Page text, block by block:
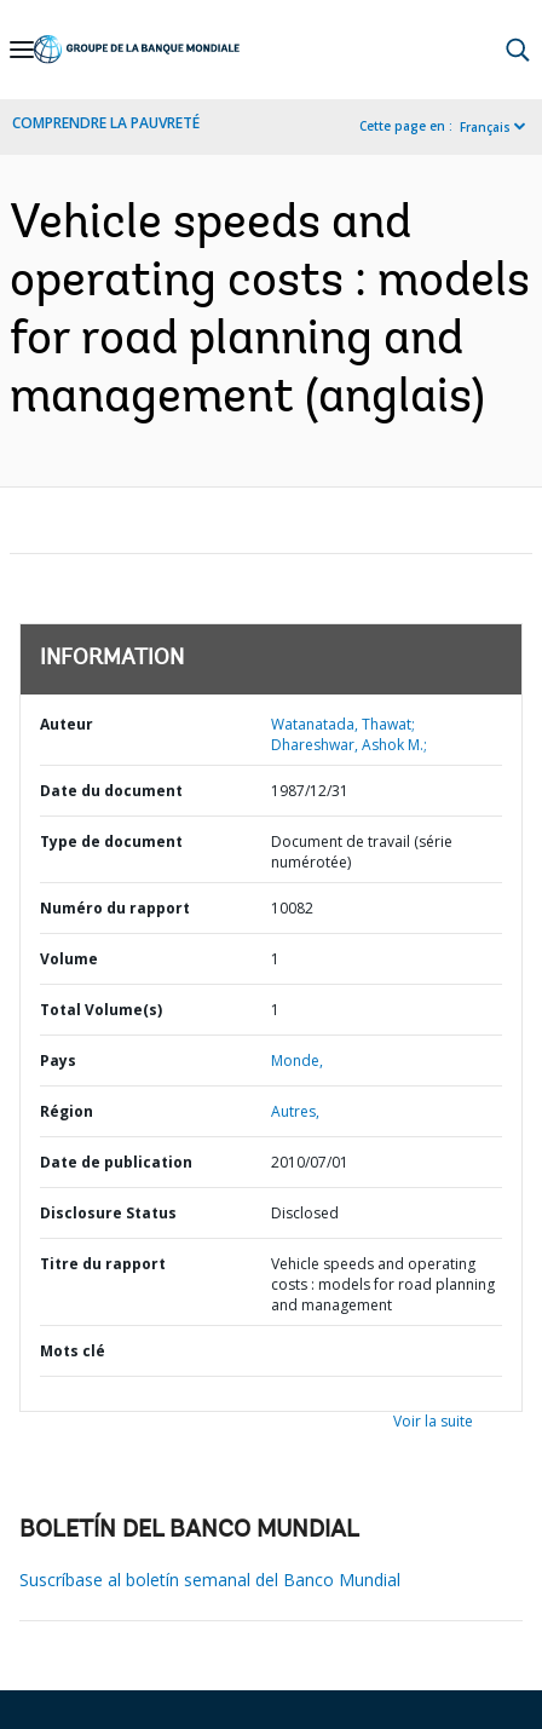
Skip
Navigation
COMPRENDRE LA PAUVRETÉ Cette page en : Français
Vehicle speeds and
operating costs : models
for road planning and
management (anglais)
INFORMATION
Auteur
Watanatada, Thawat;
Dhareshwar, Ashok M.;
Date du document 1987/12/31
Type de document
Document de travail (série
numérotée)
Numéro du rapport 10082
Volume 1
Total Volume(s) 1
Pays Monde,
Région Autres,
Date de publication 2010/07/01
Disclosure Status Disclosed
Titre du rapport
Vehicle speeds and operating
costs : models for road planning
and management
Mots clé
Voir la suite
BOLETÍN DEL BANCO MUNDIAL
Suscríbase al boletín semanal del Banco Mundial